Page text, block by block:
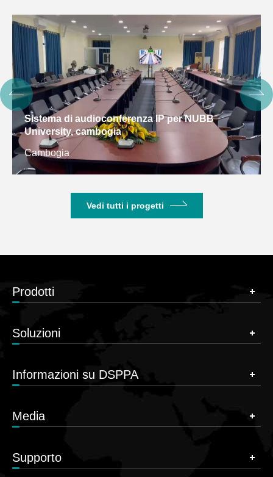
Sistema di audioconferenza IP per NUBB
University, cambogia
Cambogia
Vedi tutti i progetti
Prodotti
Soluzioni
Informazioni su DSPPA
Media
Supporto